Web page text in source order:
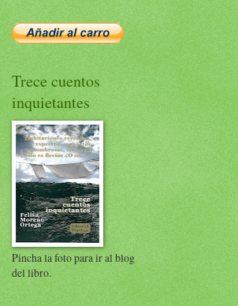
Trece cuentos
inquietantes
Pincha la foto para ir al blog
del libro.